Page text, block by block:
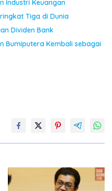
Industri Keuangan
Tiga di Dunia
Dividen Bank
Bumiputera Kembali sebagai